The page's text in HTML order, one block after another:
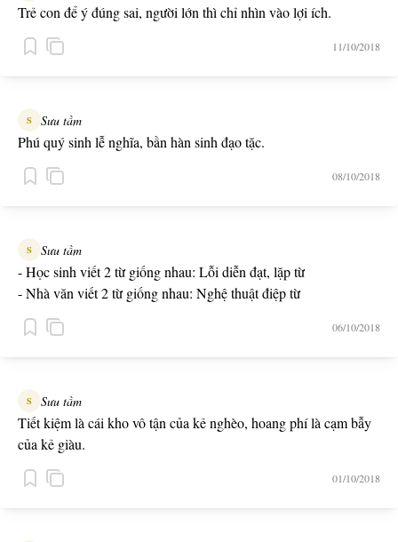
Trẻ con để ý đúng sai, người lớn thì chỉ nhìn vào lợi ích.
11/10/2018
S Sưu tầm
Phú quý sinh lễ nghĩa, bần hàn sinh đạo tặc.
08/10/2018
S Sưu tầm
- Học sinh viết 2 từ giống nhau: Lỗi diễn đạt, lặp từ
- Nhà văn viết 2 từ giống nhau: Nghệ thuật điệp từ
06/10/2018
S Sưu tầm
Tiết kiệm là cái kho vô tận của kẻ nghèo, hoang phí là cạm bẫy
của kẻ giàu.
01/10/2018